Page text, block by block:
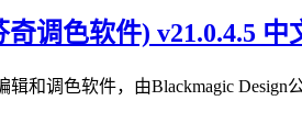
调色软件) v21.0.4.5 中
辑和调色软件，由Blackmagic